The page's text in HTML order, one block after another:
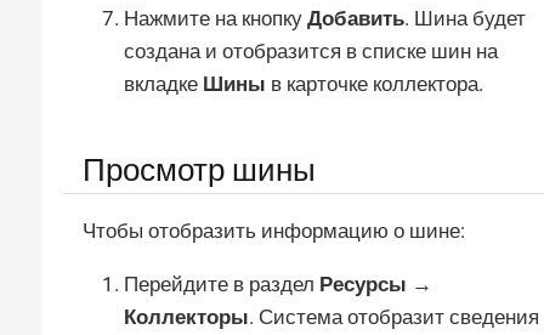
Нажмите на кнопку Добавить. Шина будет
создана и отобразится в списке шин на
вкладке Шины в карточке коллектора.
Просмотр шины
Чтобы отобразить информацию о шине:
Перейдите в раздел Ресурсы →
Коллекторы. Система отобразит сведения